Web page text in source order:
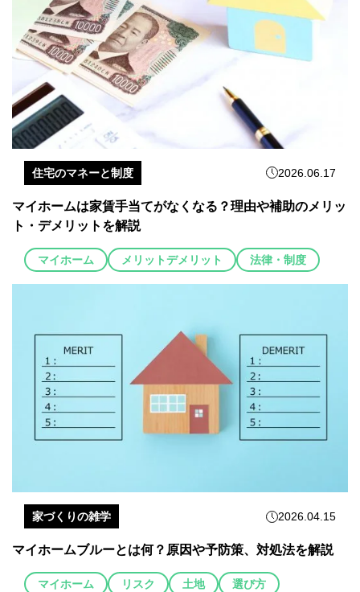
住宅のマネーと制度 2026.06.17
マイホームは家賃手当てがなくなる？理由や補助のメリッ
ト・デメリットを解説
マイホーム メリットデメリット 法律・制度
家づくりの雑学 2026.04.15
マイホームブルーとは何？原因や予防策、対処法を解説
マイホーム リスク 土地 選び方